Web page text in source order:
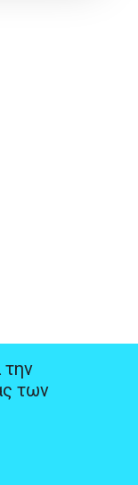
την
των